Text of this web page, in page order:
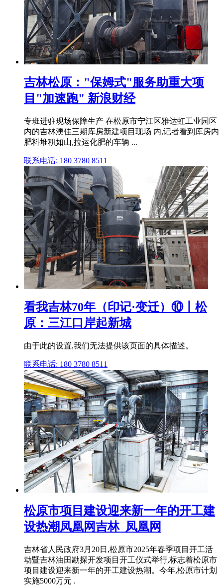
吉林松原："保姆式"服务助重大项
目"加速跑" 新浪财经
专班进驻现场保障生产 在松原市宁江区雅达虹工业园区
内的吉林澳佳三期库房新建项目现场 内,记者看到库房内
肥料堆积如山,拉运化肥的车辆 ...
联系电话: 180 3780 8511
看我吉林70年（印记·变迁）⑩丨松
原：三江口岸起新城
由于此的设置,我们无法提供该页面的具体描述。
联系电话: 180 3780 8511
松原市项目建设迎来新一年的开工建
设热潮凤凰网吉林_凤凰网
吉林省人民政府3月20日,松原市2025年春季项目开工活
动暨吉林油田勘探开发项目开工仪式举行,标志着松原市
项目建设迎来新一年的开工建设热潮。今年,松原市计划
实施5000万元 .